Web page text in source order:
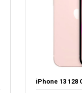
iPhone 13 128